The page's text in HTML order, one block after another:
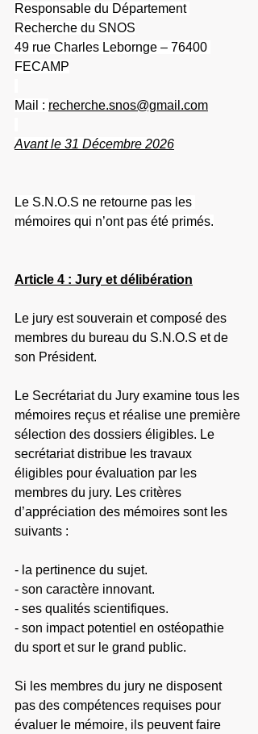
Responsable du Département
Recherche du SNOS
49 rue Charles Lebornge – 76400
FECAMP
Mail : recherche.snos@gmail.com
Avant le 31 Décembre 2026
Le S.N.O.S ne retourne pas les
mémoires qui n’ont pas été primés.
Article 4 : Jury et délibération
Le jury est souverain et composé des
membres du bureau du S.N.O.S et de
son Président.
Le Secrétariat du Jury examine tous les
mémoires reçus et réalise une première
sélection des dossiers éligibles. Le
secrétariat distribue les travaux
éligibles pour évaluation par les
membres du jury. Les critères
d’appréciation des mémoires sont les
suivants :
- la pertinence du sujet.
- son caractère innovant.
- ses qualités scientifiques.
- son impact potentiel en ostéopathie
du sport et sur le grand public.
Si les membres du jury ne disposent
pas des compétences requises pour
évaluer le mémoire, ils peuvent faire